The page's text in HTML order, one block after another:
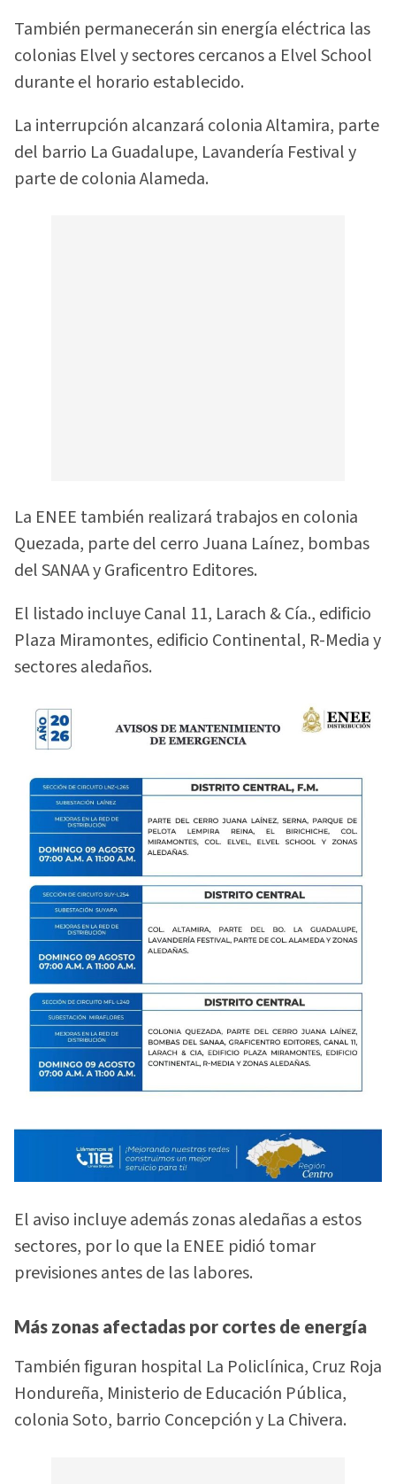
También permanecerán sin energía eléctrica las
colonias Elvel y sectores cercanos a Elvel School
durante el horario establecido.
La interrupción alcanzará colonia Altamira, parte
del barrio La Guadalupe, Lavandería Festival y
parte de colonia Alameda.
La ENEE también realizará trabajos en colonia
Quezada, parte del cerro Juana Laínez, bombas
del SANAA y Graficentro Editores.
El listado incluye Canal 11, Larach & Cía., edificio
Plaza Miramontes, edificio Continental, R-Media y
sectores aledaños.
El aviso incluye además zonas aledañas a estos
sectores, por lo que la ENEE pidió tomar
previsiones antes de las labores.
Más zonas afectadas por cortes de energía
También figuran hospital La Policlínica, Cruz Roja
Hondureña, Ministerio de Educación Pública,
colonia Soto, barrio Concepción y La Chivera.